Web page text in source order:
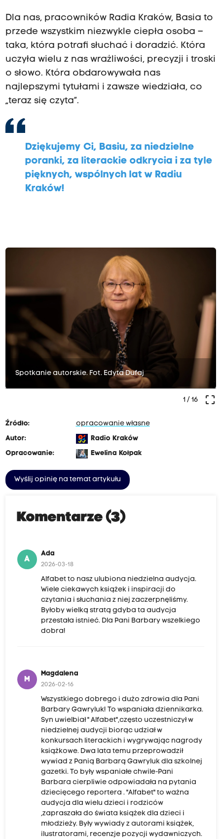
Dla nas, pracowników Radia Kraków, Basia to
przede wszystkim niezwykle ciepła osoba –
taka, która potrafi słuchać i doradzić. Która
uczyła wielu z nas wrażliwości, precyzji i troski
o słowo. Która obdarowywała nas
najlepszymi tytułami i zawsze wiedziała, co
„teraz się czyta”.
Dziękujemy Ci, Basiu, za niedzielne
poranki, za literackie odkrycia i za tyle
pięknych, wspólnych lat w Radiu
Kraków!
Spotkanie autorskie. Fot. Edyta Dufaj
crop_free
1/ 16
Źródło:
opracowanie własne
Autor:
Radio Kraków
Opracowanie:
Ewelina Kołpak
Wyślij opinię na temat artykułu
Komentarze (3)
A
Ada
2026-03-18
Alfabet to nasz ulubiona niedzielna audycja.
Wiele ciekawych książek i inspiracji do
czytania i słuchania z niej zaczerpnęliśmy.
Byłoby wielką stratą gdyba ta audycja
przestała istnieć. Dla Pani Barbary wszelkiego
dobra!
M
Magdalena
2026-02-16
Wszystkiego dobrego i dużo zdrowia dla Pani
Barbary Gawryluk! To wspaniała dziennikarka.
Syn uwielbiał " Alfabet",często uczestniczył w
niedzielnej audycji biorąc udział w
konkursach literackich i wygrywając nagrody
książkowe. Dwa lata temu przeprowadził
wywiad z Panią Barbarą Gawryluk dla szkolnej
gazetki. To były wspaniałe chwile-Pani
Barbara cierpliwie odpowiadała na pytania
dziecięcego reportera . "Alfabet" to ważna
audycja dla wielu dzieci i rodziców
,zapraszała do świata książek dla dzieci i
młodzieży. Były wywiady z autorami książek,
ilustratorami, recenzje pozycji wydawniczych.